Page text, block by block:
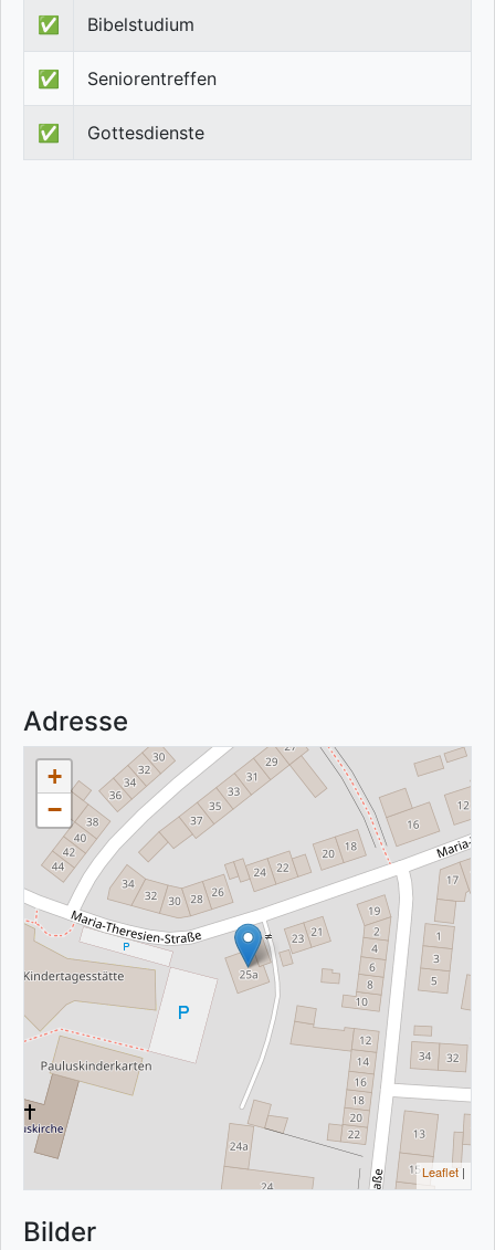
✅ Bibelstudium
✅ Seniorentreffen
✅ Gottesdienste
Adresse
+
−
Leaflet |
Bilder